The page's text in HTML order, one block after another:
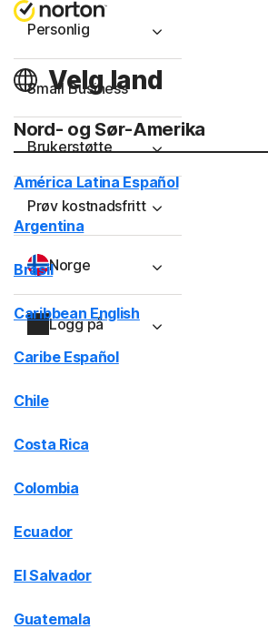
Personlig
Small Business
Brukerstøtte
Prøv kostnadsfritt
Norge
Logg på
Velg land
Nord- og Sør-Amerika
América Latina Español
Argentina
Brasil
Caribbean English
Caribe Español
Chile
Costa Rica
Colombia
Ecuador
El Salvador
Guatemala